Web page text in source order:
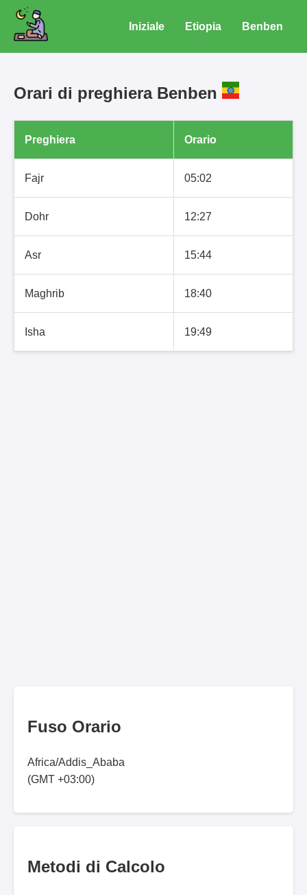
Iniziale Etiopia Benben
Orari di preghiera Benben
Preghiera Orario
Fajr 05:02
Dohr 12:27
Asr 15:44
Maghrib 18:40
Isha 19:49
Fuso Orario
Africa/Addis_Ababa
(GMT +03:00)
Metodi di Calcolo